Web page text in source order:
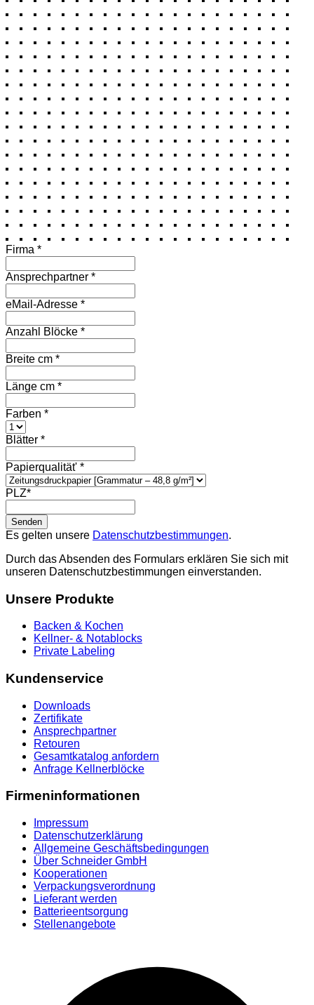
If
are
a
human,
ignore
this
field
Firma *
Ansprechpartner *
eMail-Adresse *
Anzahl Blöcke *
Breite cm *
Länge cm *
Farben *
Blätter *
Papierqualität' *
PLZ*
Es gelten unsere Datenschutzbestimmungen.
Durch das Absenden des Formulars erklären Sie sich mit
unseren Datenschutzbestimmungen einverstanden.
Unsere Produkte
Backen & Kochen
Kellner- & Notablocks
Private Labeling
Kundenservice
Downloads
Zertifikate
Ansprechpartner
Retouren
Gesamtkatalog anfordern
Anfrage Kellnerblöcke
Firmeninformationen
Impressum
Datenschutzerklärung
Allgemeine Geschäftsbedingungen
Über Schneider GmbH
Kooperationen
Verpackungsverordnung
Lieferant werden
Batterieentsorgung
Stellenangebote